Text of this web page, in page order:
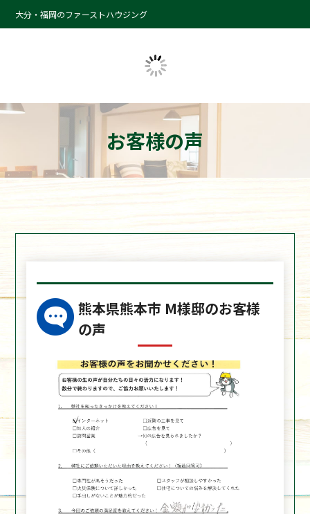
大分・福岡のファーストハウジング
お客様の声
熊本県熊本市 M様邸のお客様
の声